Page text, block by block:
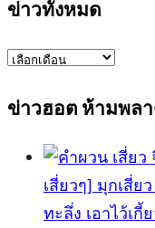
ข่าวทั้งหมด
ข่าว
ข่าวฮอต ห้ามพล
เสี่ยวๆ] มุกเสี่ย
ทะลึ่ง เอาไว้เ